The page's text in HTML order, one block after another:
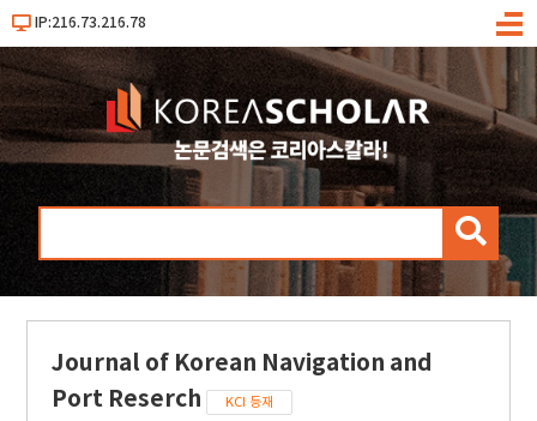
IP:216.73.216.78
메
검
Journal of Korean Navigation and
Port Reserch
KCI 등재